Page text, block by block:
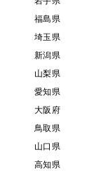
福島県
埼玉県
新潟県
山梨県
愛知県
大阪府
鳥取県
山口県
高知県